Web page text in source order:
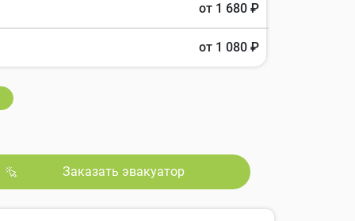
от 1 680 ₽
от 1 080 ₽
Заказать эвакуатор